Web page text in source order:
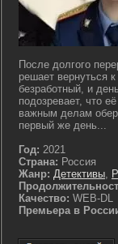
После долгого
решает вернуться
безработный, и
подозревает, что
важным делам
первый же день...
Год: 2021
Страна: Россия
Жанр: Детективы,
Качество: WEB-DL
Премьера в